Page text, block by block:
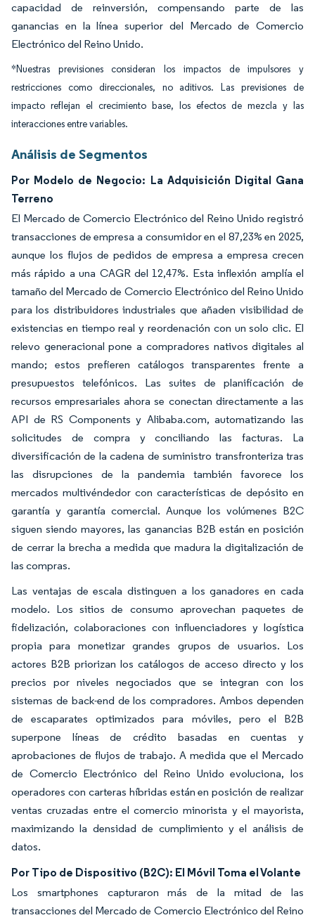
capacidad de reinversión, compensando parte de las
ganancias en la línea superior del Mercado de Comercio
Electrónico del Reino Unido.
*Nuestras previsiones consideran los impactos de impulsores y
restricciones como direccionales, no aditivos. Las previsiones de
impacto reflejan el crecimiento base, los efectos de mezcla y las
interacciones entre variables.
Análisis de Segmentos
Por Modelo de Negocio: La Adquisición Digital Gana
Terreno
El Mercado de Comercio Electrónico del Reino Unido registró
transacciones de empresa a consumidor en el 87,23% en 2025,
aunque los flujos de pedidos de empresa a empresa crecen
más rápido a una CAGR del 12,47%. Esta inflexión amplía el
tamaño del Mercado de Comercio Electrónico del Reino Unido
para los distribuidores industriales que añaden visibilidad de
existencias en tiempo real y reordenación con un solo clic. El
relevo generacional pone a compradores nativos digitales al
mando; estos prefieren catálogos transparentes frente a
presupuestos telefónicos. Las suites de planificación de
recursos empresariales ahora se conectan directamente a las
API de RS Components y Alibaba.com, automatizando las
solicitudes de compra y conciliando las facturas. La
diversificación de la cadena de suministro transfronteriza tras
las disrupciones de la pandemia también favorece los
mercados multivéndedor con características de depósito en
garantía y garantía comercial. Aunque los volúmenes B2C
siguen siendo mayores, las ganancias B2B están en posición
de cerrar la brecha a medida que madura la digitalización de
las compras.
Las ventajas de escala distinguen a los ganadores en cada
modelo. Los sitios de consumo aprovechan paquetes de
fidelización, colaboraciones con influenciadores y logística
propia para monetizar grandes grupos de usuarios. Los
actores B2B priorizan los catálogos de acceso directo y los
precios por niveles negociados que se integran con los
sistemas de back-end de los compradores. Ambos dependen
de escaparates optimizados para móviles, pero el B2B
superpone líneas de crédito basadas en cuentas y
aprobaciones de flujos de trabajo. A medida que el Mercado
de Comercio Electrónico del Reino Unido evoluciona, los
operadores con carteras híbridas están en posición de realizar
ventas cruzadas entre el comercio minorista y el mayorista,
maximizando la densidad de cumplimiento y el análisis de
datos.
Por Tipo de Dispositivo (B2C): El Móvil Toma el Volante
Los smartphones capturaron más de la mitad de las
transacciones del Mercado de Comercio Electrónico del Reino